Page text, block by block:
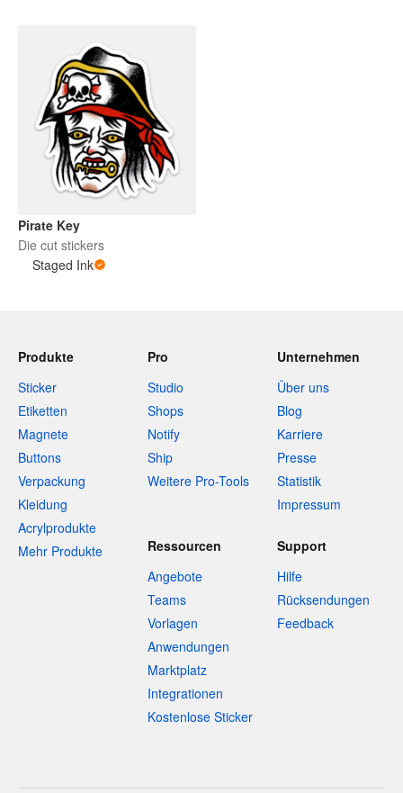
Pirate Key
Die cut stickers
Staged Ink
Produkte
Sticker
Etiketten
Magnete
Buttons
Verpackung
Kleidung
Acrylprodukte
Mehr Produkte
Pro
Studio
Shops
Notify
Ship
Weitere Pro-Tools
Unternehmen
Über uns
Blog
Karriere
Presse
Statistik
Impressum
Ressourcen
Angebote
Teams
Vorlagen
Anwendungen
Marktplatz
Integrationen
Kostenlose Sticker
Support
Hilfe
Rücksendungen
Feedback